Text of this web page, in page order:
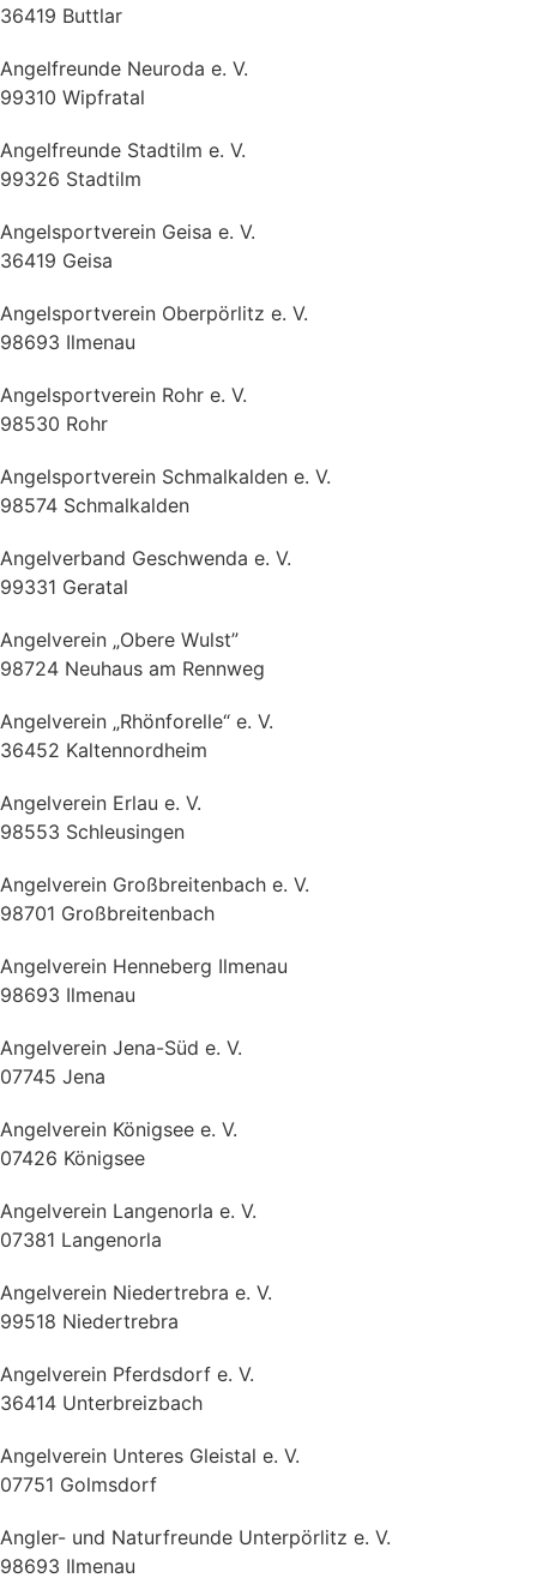
36419 Buttlar
Angelfreunde Neuroda e. V.
99310 Wipfratal
Angelfreunde Stadtilm e. V.
99326 Stadtilm
Angelsportverein Geisa e. V.
36419 Geisa
Angelsportverein Oberpörlitz e. V.
98693 Ilmenau
Angelsportverein Rohr e. V.
98530 Rohr
Angelsportverein Schmalkalden e. V.
98574 Schmalkalden
Angelverband Geschwenda e. V.
99331 Geratal
Angelverein „Obere Wulst”
98724 Neuhaus am Rennweg
Angelverein „Rhönforelle“ e. V.
36452 Kaltennordheim
Angelverein Erlau e. V.
98553 Schleusingen
Angelverein Großbreitenbach e. V.
98701 Großbreitenbach
Angelverein Henneberg Ilmenau
98693 Ilmenau
Angelverein Jena-Süd e. V.
07745 Jena
Angelverein Königsee e. V.
07426 Königsee
Angelverein Langenorla e. V.
07381 Langenorla
Angelverein Niedertrebra e. V.
99518 Niedertrebra
Angelverein Pferdsdorf e. V.
36414 Unterbreizbach
Angelverein Unteres Gleistal e. V.
07751 Golmsdorf
Angler- und Naturfreunde Unterpörlitz e. V.
98693 Ilmenau